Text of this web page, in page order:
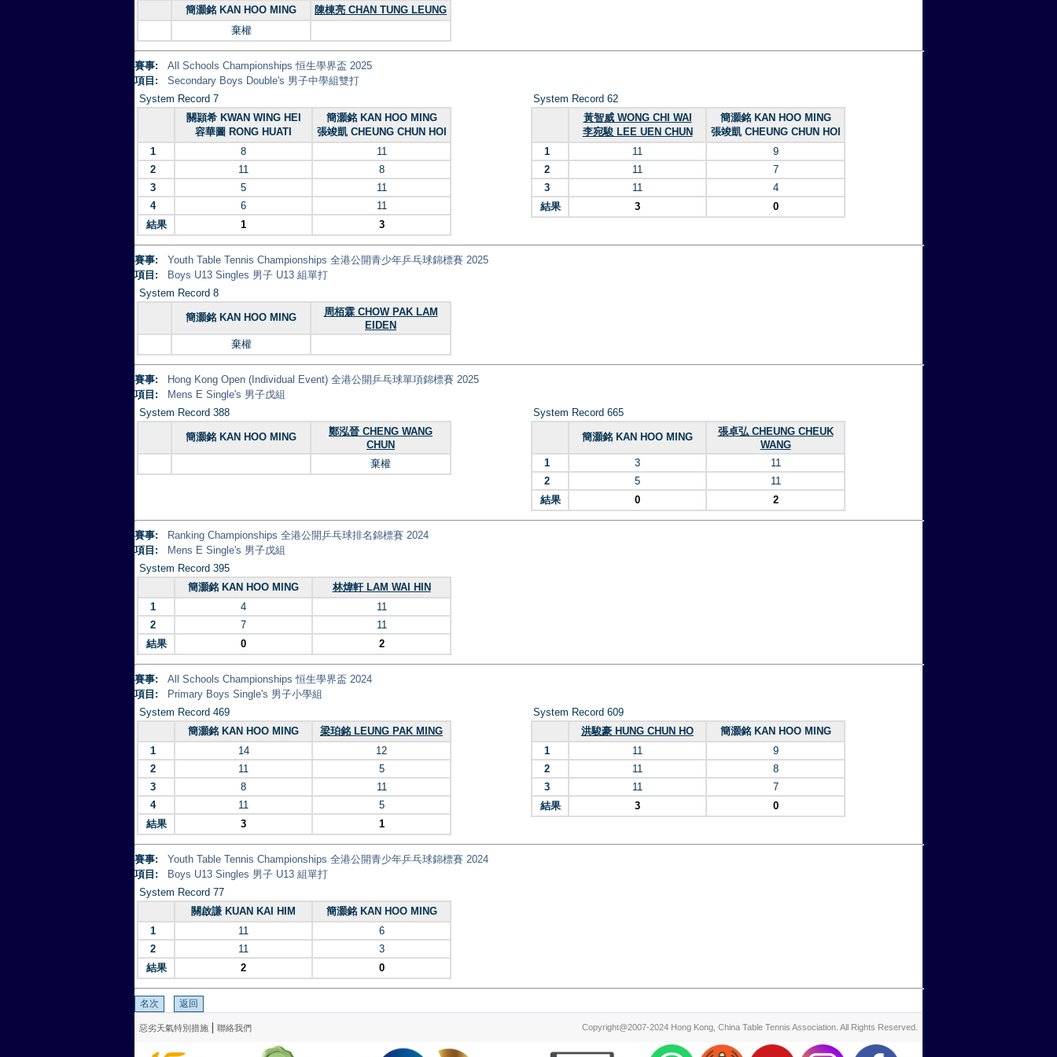
簡灝銘 KAN HOO MING
陳棟亮 CHAN TUNG LEUNG
棄權
賽事:
All Schools Championships 恒生學界盃 2025
項目:
Secondary Boys Double's 男子中學組雙打
System Record 7
關頴希 KWAN WING HEI
容華圖 RONG HUATI
簡灝銘 KAN HOO MING
張竣凱 CHEUNG CHUN HOI
1
8
11
2
11
8
3
5
11
4
6
11
結果
1 3
System Record 62
黃智威 WONG CHI WAI
李宛駿 LEE UEN CHUN
簡灝銘 KAN HOO MING
張竣凱 CHEUNG CHUN HOI
1
11
9
2
11
7
3
11
4
結果
3 0
賽事:
Youth Table Tennis Championships 全港公開青少年乒乓球錦標賽 2025
項目:
Boys U13 Singles 男子 U13 組單打
System Record 8
簡灝銘 KAN HOO MING
周栢霖 CHOW PAK LAM
EIDEN
棄權
賽事:
Hong Kong Open (Individual Event) 全港公開乒乓球單項錦標賽 2025
項目:
Mens E Single's 男子戊組
System Record 388
簡灝銘 KAN HOO MING
鄭泓晉 CHENG WANG
CHUN
棄權
System Record 665
簡灝銘 KAN HOO MING
張卓弘 CHEUNG CHEUK
WANG
1
3
11
2
5
11
結果
0 2
賽事:
Ranking Championships 全港公開乒乓球排名錦標賽 2024
項目:
Mens E Single's 男子戊組
System Record 395
簡灝銘 KAN HOO MING
林煒軒 LAM WAI HIN
1
4
11
2
7
11
結果
0 2
賽事:
All Schools Championships 恒生學界盃 2024
項目:
Primary Boys Single's 男子小學組
System Record 469
簡灝銘 KAN HOO MING
梁珀銘 LEUNG PAK MING
1
14
12
2
11
5
3
8
11
4
11
5
結果
3 1
System Record 609
洪駿豪 HUNG CHUN HO
簡灝銘 KAN HOO MING
1
11
9
2
11
8
3
11
7
結果
3 0
賽事:
Youth Table Tennis Championships 全港公開青少年乒乓球錦標賽 2024
項目:
Boys U13 Singles 男子 U13 組單打
System Record 77
關啟謙 KUAN KAI HIM
簡灝銘 KAN HOO MING
1
11
6
2
11
3
結果
2 0